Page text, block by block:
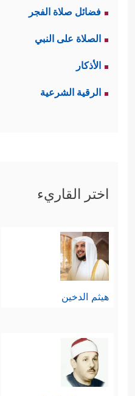
فضائل صلاة الفجر
الصلاة على النبي
الأذكار
الرقية الشرعية
اختر القاريء
هيثم الدخين